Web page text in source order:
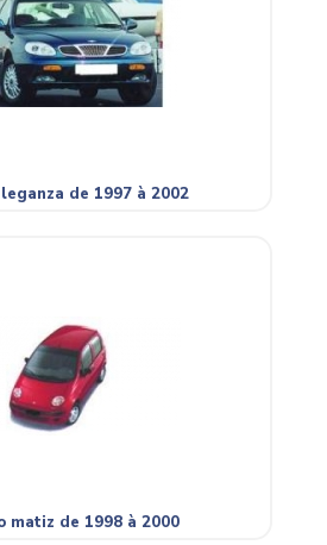
de 1997 à 2002
matiz de 1998 à 2000